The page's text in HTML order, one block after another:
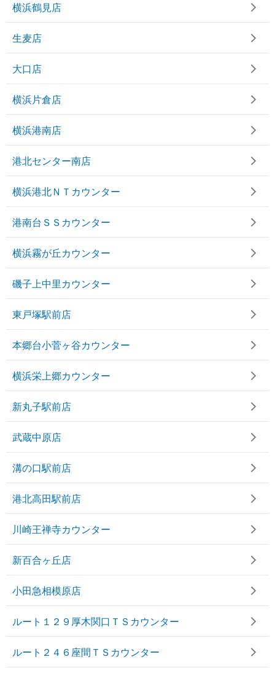
横浜鶴見店
生麦店
大口店
横浜片倉店
横浜港南店
港北センター南店
横浜港北ＮＴカウンター
港南台ＳＳカウンター
横浜霧が丘カウンター
磯子上中里カウンター
東戸塚駅前店
本郷台小菅ヶ谷カウンター
横浜栄上郷カウンター
新丸子駅前店
武蔵中原店
溝の口駅前店
港北高田駅前店
川崎王禅寺カウンター
新百合ヶ丘店
小田急相模原店
ルート１２９厚木関口ＴＳカウンター
ルート２４６座間ＴＳカウンター